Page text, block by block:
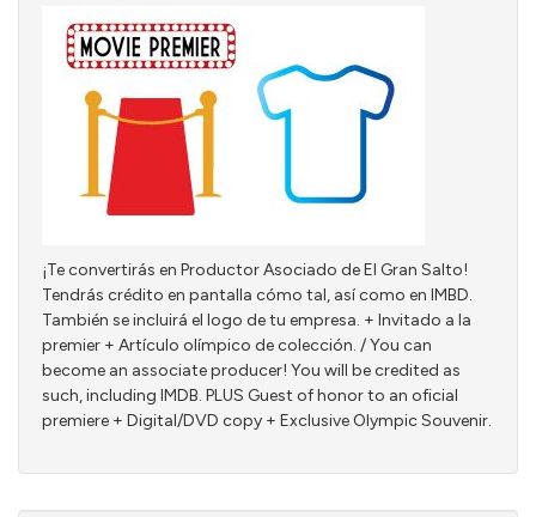
¡Te convertirás en Productor Asociado de El Gran Salto!
Tendrás crédito en pantalla cómo tal, así como en IMBD.
También se incluirá el logo de tu empresa. + Invitado a la
premier + Artículo olímpico de colección. / You can
become an associate producer! You will be credited as
such, including IMDB. PLUS Guest of honor to an oficial
premiere + Digital/DVD copy + Exclusive Olympic Souvenir.